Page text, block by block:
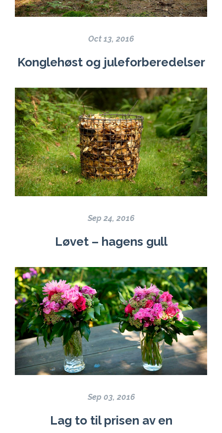
Oct 13, 2016
Konglehøst og juleforberedelser
Sep 24, 2016
Løvet – hagens gull
Sep 03, 2016
Lag to til prisen av en